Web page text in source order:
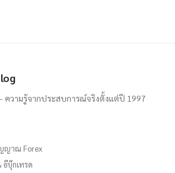
— ความรู้จากประสบการณ์จริงตั้งแต่ปี 1997
ญาณ Forex
บุ๊กเทรด